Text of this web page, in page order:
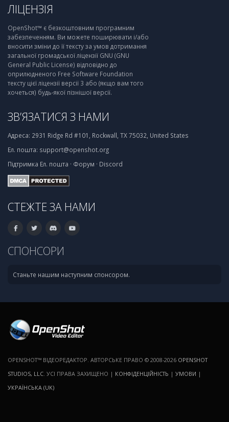
ЛІЦЕНЗІЯ
OpenShot™ є безкоштовним програмним
забезпеченням. Ви можете поширювати і/або
вносити зміни до її тексту за умов дотримання
загальної громадської ліцензії GNU (GNU
General Public License) відповідно до
оприлюдненого Free Software Foundation
тексту цієї ліцензії версії 3 або (якщо вам того
хочеться) будь-якої пізнішої версії.
ЗВ’ЯЗАТИСЯ З НАМИ
Адреса: 2931 Ridge Rd #101, Rockwall, TX 75032, United States
Ел. пошта: support@openshot.org
Підтримка Ел. пошта · Форум · Discord
СТЕЖТЕ ЗА НАМИ
СПОНСОРИ
Станьте нашим наступним спонсором.
OPENSHOT™ ВІДЕОРЕДАКТОР. АВТОРСЬКЕ ПРАВО © 2008-2026 OPENSHOT
STUDIOS, LLC . УСІ ПРАВА ЗАХИЩЕНО | КОНФІДЕНЦІЙНІСТЬ | УМОВИ |
УКРАЇНСЬКА (UK)